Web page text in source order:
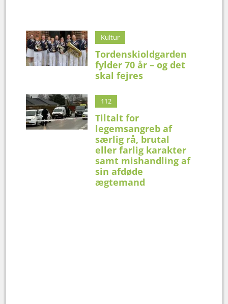
Kultur
Tordenskioldgarden
fylder 70 år – og det
skal fejres
112
Tiltalt for
legemsangreb af
særlig rå, brutal
eller farlig karakter
samt mishandling af
sin afdøde
ægtemand